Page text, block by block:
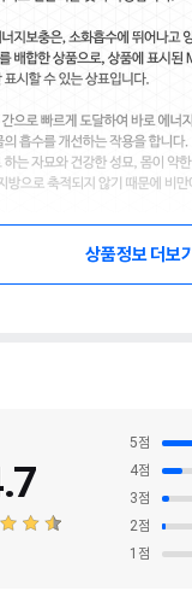
상품정보 더보기
5점
4점
3점
2점
1 점